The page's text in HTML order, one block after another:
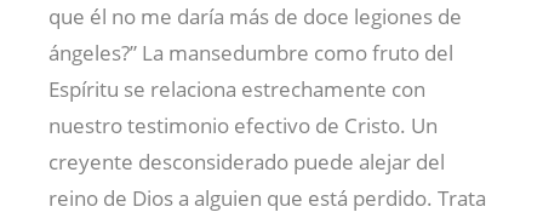
que él no me daría más de doce legiones de
ángeles?” La mansedumbre como fruto del
Espíritu se relaciona estrechamente con
nuestro testimonio efectivo de Cristo. Un
creyente desconsiderado puede alejar del
reino de Dios a alguien que está perdido. Trata